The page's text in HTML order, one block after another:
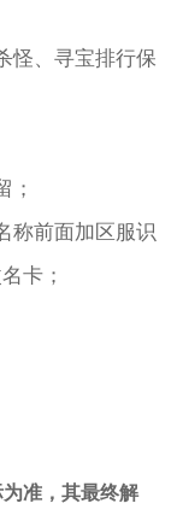
怪、寻宝排行保
；
称前面加区服识
卡；
准，其最终解